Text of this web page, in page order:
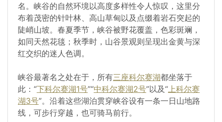
名。峡谷的自然环境以高度多样性令人惊叹，这里分
布着茂密的针叶林、高山草甸以及点缀着岩石突起的
陡峭山坡。春夏季节，峡谷被野花覆盖，色彩斑斓，
如同天然花毯；秋季时，山谷景观则呈现出金黄与深
红交织的迷人色调。
峡谷最著名之处在于，所有三座科尔赛湖都坐落于
此：“下科尔赛湖1号”“中科尔赛湖2号”以及“上科尔赛
湖3号”。沿着这些湖泊贯穿峡谷设有一条一日山地路
线，可步行穿越，也可骑马前行。